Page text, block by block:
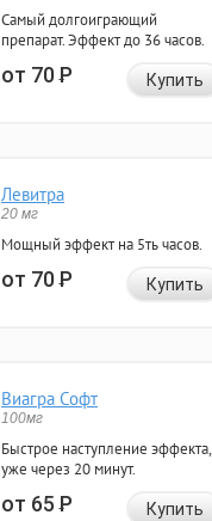
Самый долгоиграющий
препарат. Эффект до 36 часов.
от 70Р Купить
Левитра
20 мг
Мощный эффект на 5ть часов.
от 70Р Купить
Виагра Софт
100мг
Быстрое наступление эффекта,
уже через 20 минут.
от 65Р Купить